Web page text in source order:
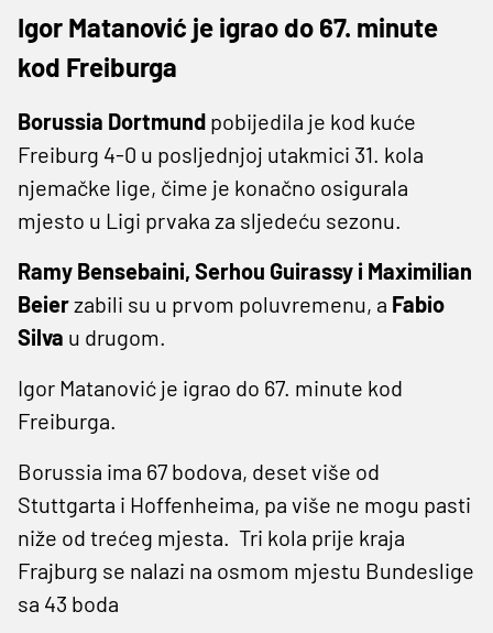
Igor Matanović je igrao do 67. minute
kod Freiburga
Borussia Dortmund pobijedila je kod kuće
Freiburg 4-0 u posljednjoj utakmici 31. kola
njemačke lige, čime je konačno osigurala
mjesto u Ligi prvaka za sljedeću sezonu.
Ramy Bensebaini, Serhou Guirassy i Maximilian
Beierzabili su u prvom poluvremenu, a Fabio
Silva u drugom.
Igor Matanović je igrao do 67. minute kod
Freiburga.
Borussia ima 67 bodova, deset više od
Stuttgarta i Hoffenheima, pa više ne mogu pasti
niže od trećeg mjesta. Tri kola prije kraja
Frajburg se nalazi na osmom mjestu Bundeslige
sa 43 boda